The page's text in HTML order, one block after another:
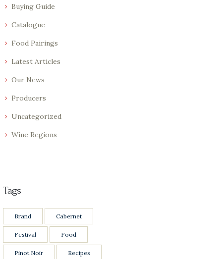
Buying Guide
Catalogue
Food Pairings
Latest Articles
Our News
Producers
Uncategorized
Wine Regions
Tags
Brand Cabernet
Festival Food
Pinot Noir Recipes